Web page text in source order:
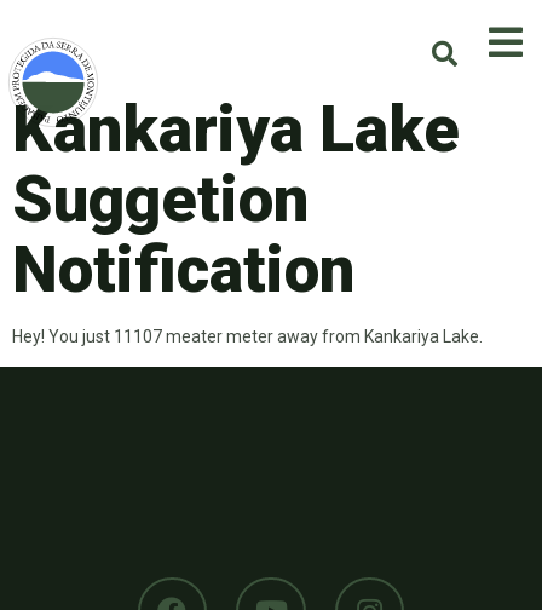
Kankariya Lake
Suggetion
Notification
Hey! You just 11107 meater meter away from Kankariya Lake.